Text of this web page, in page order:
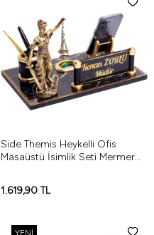
Side Themis Heykelli Ofis
Masaüstü İsimlik Seti Mermer
1.619,90 TL
YENI